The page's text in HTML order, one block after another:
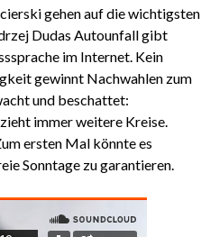
gehen auf die wichtigsten
Dudas Autounfall gibt
im Internet. Kein
gewinnt Nachwahlen zum
und beschattet:
immer weitere Kreise.
ersten Mal könnte es
Sonntage zu garantieren.